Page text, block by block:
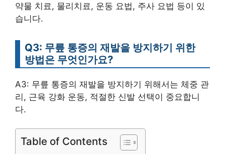
약물 치료, 물리치료, 운동 요법, 주사 요법 등이 있
습니다.
Q3: 무릎 통증의 재발을 방지하기 위한
방법은 무엇인가요?
A3: 무릎 통증의 재발을 방지하기 위해서는 체중 관
리, 근육 강화 운동, 적절한 신발 선택이 중요합니
다.
Table of Contents